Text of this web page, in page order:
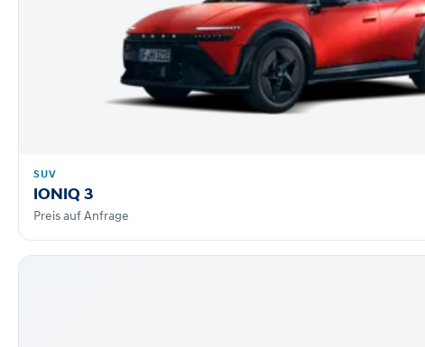
SUV
IONIQ 3
Preis auf Anfrage